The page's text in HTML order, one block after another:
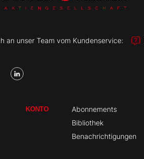
an unser Team vom Kundenservice:
KONTO
Abonnements
Bibliothek
Benachrichtigungen